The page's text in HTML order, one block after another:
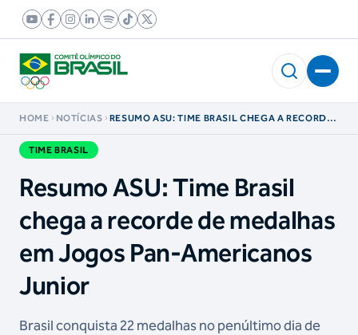
HOME NOTÍCIAS
RESUMO ASU: TIME BRASIL CHEGA A RECORDE
TIME BRASIL
Resumo ASU: Time Brasil
chega a recorde de medalhas
em Jogos Pan-Americanos
Junior
Brasil conquista 22 medalhas no penúltimo dia de